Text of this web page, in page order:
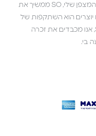
אמי המנוחה, סוזן אוחנה, שהייתה העוגן והמצפן שלי, SO ממשיך את
יוצרים הוא השתקפות של
רוחה ומגדלור המאיר את דרכנו. עם SO, אנו מכבדים את זכרה
בי.